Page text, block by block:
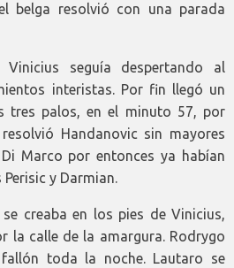
belga resolvió con una parada
Vinicius seguía despertando al
interistas. Por fin llegó un
tres palos, en el minuto 57, por
Handanovic sin mayores
Marco por entonces ya habían
y Darmian.
creaba en los pies de Vinicius,
la calle de la amargura. Rodrygo
toda la noche. Lautaro se